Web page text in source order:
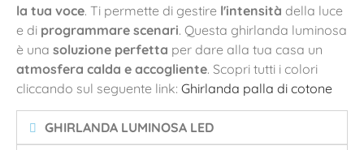
la tua voce. Ti permette di gestire l'intensità della luce
e di programmare scenari. Questa ghirlanda luminosa
è una soluzione perfetta per dare alla tua casa un
atmosfera calda e accogliente. Scopri tutti i colori
cliccando sul seguente link: Ghirlanda palla di cotone
GHIRLANDA LUMINOSA LED